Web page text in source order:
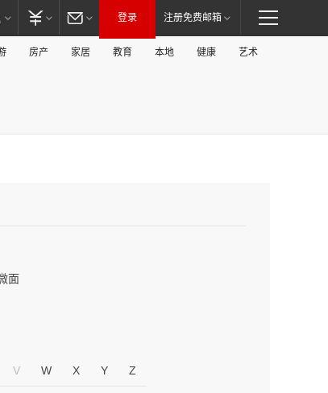
登录 注册免费邮箱
房产 家居 教育 本地 健康 艺术
面
V W X Y Z